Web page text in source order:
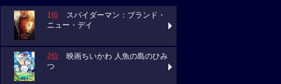
1位 スパイダーマン：ブランド・
ニュー・デイ
2位 映画ちいかわ 人魚の島のひみ
つ